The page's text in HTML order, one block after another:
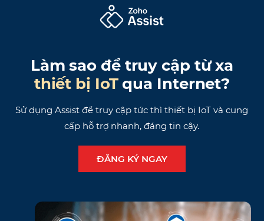
Làm sao để truy cập từ xa
thiết bị IoTqua Internet?
Sử dụng Assist để truy cập tức thì thiết bị IoT và cung
cấp hỗ trợ nhanh, đáng tin cậy.
ĐĂNG KÝ NGAY